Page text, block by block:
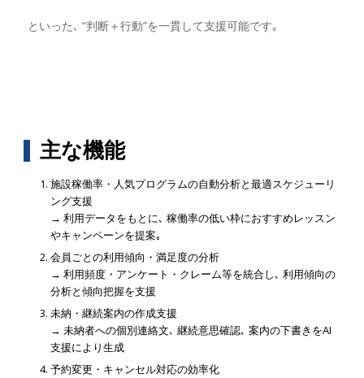
といった､ “判断＋行動”を一貫して支援可能です｡
主な機能
施設稼働率・人気プログラムの自動分析と最適スケジューリ
ング支援
→ 利用データをもとに､ 稼働率の低い枠におすすめレッスン
やキャンペーンを提案｡
会員ごとの利用傾向・満足度の分析
→ 利用頻度・アンケート・クレーム等を統合し､ 利用傾向の
分析と傾向把握を支援
未納・継続案内の作成支援
→ 未納者への個別連絡文､ 継続意思確認､ 案内の下書きをAI
支援により生成
予約変更・キャンセル対応の効率化